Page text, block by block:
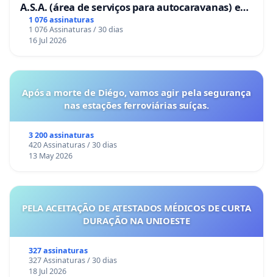
A.S.A. (área de serviços para autocaravanas) em
Coimbra
1 076 assinaturas
1 076 Assinaturas / 30 dias
16 Jul 2026
Após a morte de Diégo, vamos agir pela segurança
nas estações ferroviárias suíças.
3 200 assinaturas
420 Assinaturas / 30 dias
13 May 2026
PELA ACEITAÇÃO DE ATESTADOS MÉDICOS DE CURTA
DURAÇÃO NA UNIOESTE
327 assinaturas
327 Assinaturas / 30 dias
18 Jul 2026